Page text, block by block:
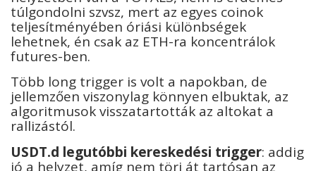
túlgondolni szvsz, mert az egyes coinok
teljesítményében óriási különbségek
lehetnek, én csak az ETH-ra koncentrálok
futures-ben.
Több long trigger is volt a napokban, de
jellemzően viszonylag könnyen elbuktak, az
algoritmusok visszatartották az altokat a
rallizástól.
USDT.d legutóbbi kereskedési trigger: addig
jó a helyzet, amíg nem töri át tartósan az